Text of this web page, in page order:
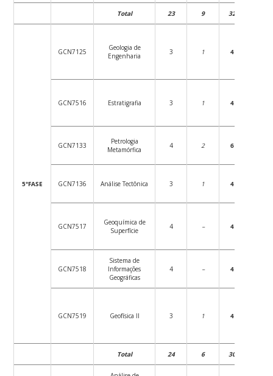
Total 23 9 32
5°FASE
GCN7125
Geologia de
Engenharia
3 1 4
GCN7516 Estratigrafia 3 1 4
GCN7133
Petrologia
Metamórfica
4 2 6
GCN7136 Análise Tectônica 3 1 4
GCN7517
Geoquímica de
Superfície
4 – 4
GCN7518
Sistema de
Informações
Geográficas
4 – 4
GCN7519 Geofísica II 3 1 4
Total 24 6 30